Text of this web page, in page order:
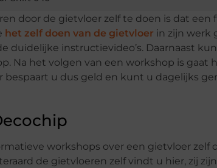
door de gietvloer zelf te doen is dat een
het zelf doen van de gietvloer in zijn werk
instructievideo’s. Daarnaast
Na het volgen van een workshop is gaat
bespaart u dus geld en kunt u dagelijks
workshops over een gietvloer zelf
de gietvloeren zelf vindt u hier, zij